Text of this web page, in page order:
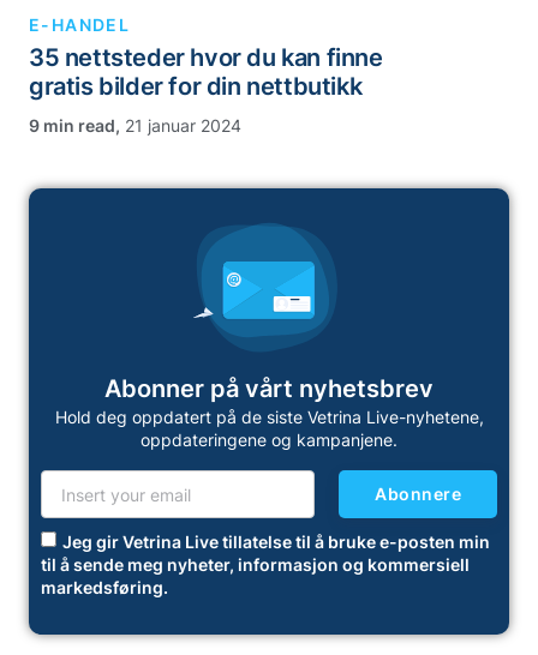
E-HANDEL
35 nettsteder hvor du kan finne
gratis bilder for din nettbutikk
, 21 januar 2024
Abonner på vårt nyhetsbrev
Hold deg oppdatert på de siste Vetrina Live-nyhetene,
oppdateringene og kampanjene.
Jeg gir Vetrina Live tillatelse til å bruke e-posten min
til å sende meg nyheter, informasjon og kommersiell
markedsføring.
Abonnere